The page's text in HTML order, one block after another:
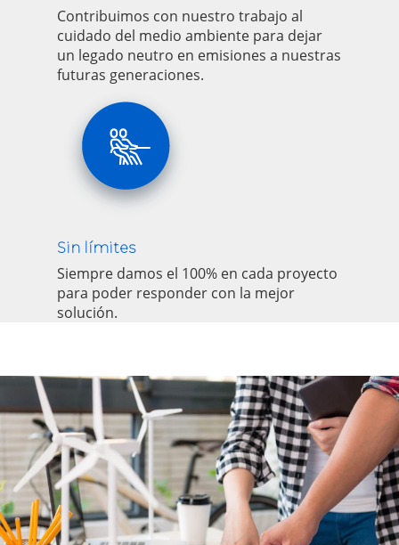
Contribuimos con nuestro trabajo al
cuidado del medio ambiente para dejar
un legado neutro en emisiones a nuestras
futuras generaciones.
Sin límites
Siempre damos el 100% en cada proyecto
para poder responder con la mejor
solución.